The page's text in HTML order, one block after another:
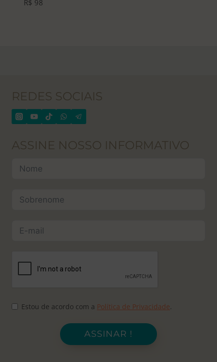
R$ 98
REDES SOCIAIS
ASSINE NOSSO INFORMATIVO
Estou de acordo com a Política de Privacidade.
ASSINAR !